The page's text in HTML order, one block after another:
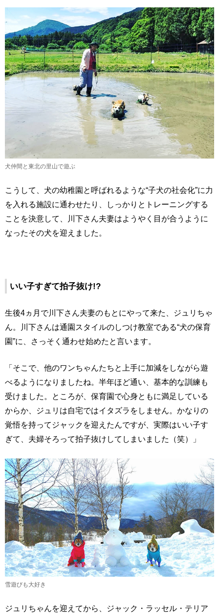
犬仲間と東北の里山で遊ぶ
こうして、犬の幼稚園と呼ばれるような“子犬の社会化”に力
を入れる施設に通わせたり、しっかりとトレーニングする
ことを決意して、川下さん夫妻はようやく目が合うように
なったその犬を迎えました。
いい子すぎて拍子抜け!?
生後4ヵ月で川下さん夫妻のもとにやって来た、ジュリちゃ
ん。川下さんは通園スタイルのしつけ教室である“犬の保育
園”に、さっそく通わせ始めたと言います。
「そこで、他のワンちゃんたちと上手に加減をしながら遊
べるようになりましたね。半年ほど通い、基本的な訓練も
受けました。ところが、保育園で心身ともに満足している
からか、ジュリは自宅ではイタズラをしません。かなりの
覚悟を持ってジャックを迎えたんですが、実際はいい子す
ぎて、夫婦そろって拍子抜けしてしまいました（笑）」
雪遊びも大好き
ジュリちゃんを迎えてから、ジャック・ラッセル・テリア